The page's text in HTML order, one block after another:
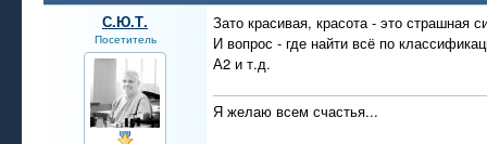
С.Ю.Т.
Посетитель
Зато красивая, красота - это страшная
И вопрос - где найти всё по
А2 и т.д.
Я желаю всем счастья...